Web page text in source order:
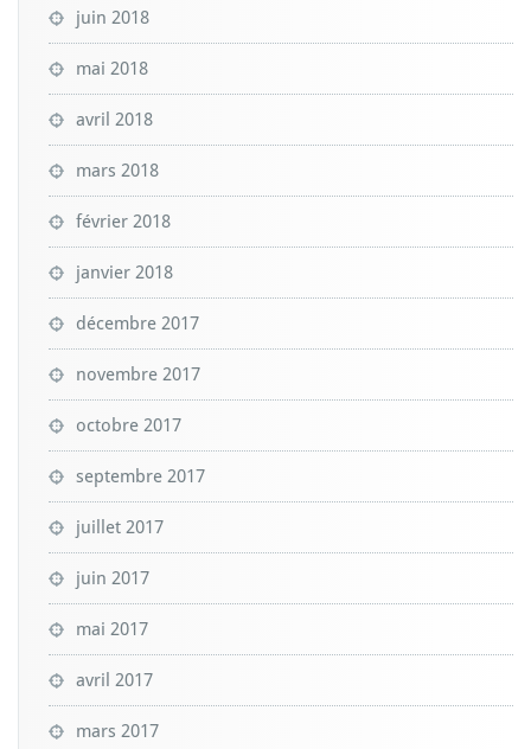
juin 2018
mai 2018
avril 2018
mars 2018
février 2018
janvier 2018
décembre 2017
novembre 2017
octobre 2017
septembre 2017
juillet 2017
juin 2017
mai 2017
avril 2017
mars 2017